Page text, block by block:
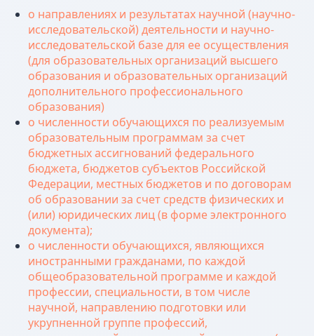
о направлениях и результатах научной (научно-
исследовательской) деятельности и научно-
исследовательской базе для ее осуществления
(для образовательных организаций высшего
образования и образовательных организаций
дополнительного профессионального
образования)
о численности обучающихся по реализуемым
образовательным программам за счет
бюджетных ассигнований федерального
бюджета, бюджетов субъектов Российской
Федерации, местных бюджетов и по договорам
об образовании за счет средств физических и
(или) юридических лиц (в форме электронного
документа);
о численности обучающихся, являющихся
иностранными гражданами, по каждой
общеобразовательной программе и каждой
профессии, специальности, в том числе
научной, направлению подготовки или
укрупненной группе профессий,